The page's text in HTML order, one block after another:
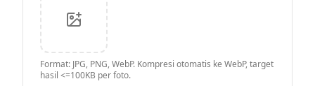
Format: JPG, PNG, WebP. Kompresi otomatis ke WebP, target
hasil <=100KB per foto.